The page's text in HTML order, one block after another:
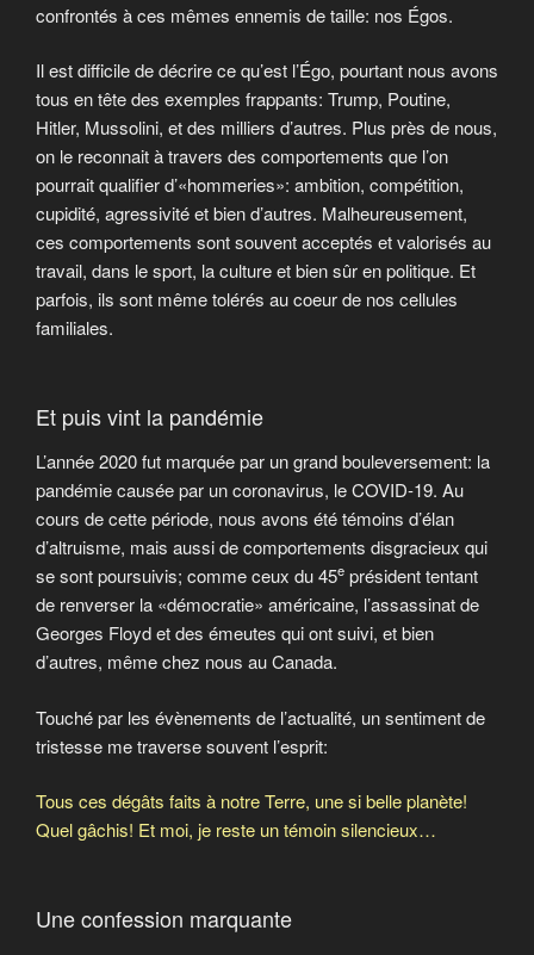
confrontés à ces mêmes ennemis de taille: nos Égos.
Il est difficile de décrire ce qu’est l’Égo, pourtant nous avons
tous en tête des exemples frappants: Trump, Poutine,
Hitler, Mussolini, et des milliers d’autres. Plus près de nous,
on le reconnait à travers des comportements que l’on
pourrait qualifier d’«hommeries»: ambition, compétition,
cupidité, agressivité et bien d’autres. Malheureusement,
ces comportements sont souvent acceptés et valorisés au
travail, dans le sport, la culture et bien sûr en politique. Et
parfois, ils sont même tolérés au coeur de nos cellules
familiales.
Et puis vint la pandémie
L’année 2020 fut marquée par un grand bouleversement: la
pandémie causée par un coronavirus, le COVID-19. Au
cours de cette période, nous avons été témoins d’élan
d’altruisme, mais aussi de comportements disgracieux qui
se sont poursuivis; comme ceux du 45e président tentant
de renverser la «démocratie» américaine, l’assassinat de
Georges Floyd et des émeutes qui ont suivi, et bien
d’autres, même chez nous au Canada.
Touché par les évènements de l’actualité, un sentiment de
tristesse me traverse souvent l’esprit:
Tous ces dégâts faits à notre Terre, une si belle planète!
Quel gâchis! Et moi, je reste un témoin silencieux…
Une confession marquante